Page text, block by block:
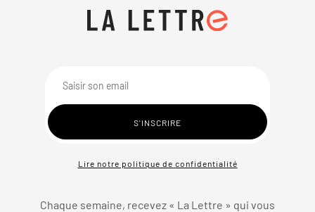
Lire notre politique de confidentialité
Chaque semaine, recevez « La Lettre » qui vous